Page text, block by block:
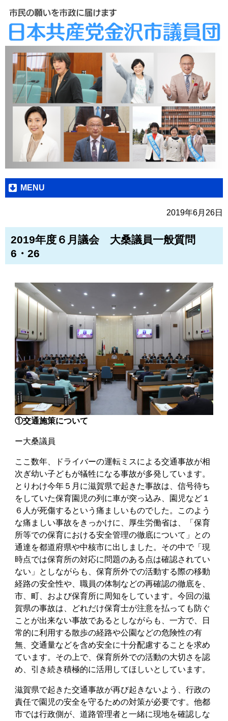
MENU
2019年6月26日
2019年度６月議会 大桑議員一般質問
6・26
①交通施策について
ー大桑議員
ここ数年、ドライバーの運転ミスによる交通事故が相
次ぎ幼い子どもが犠牲になる事故が多発しています。
とりわけ今年５月に滋賀県で起きた事故は、信号待ち
をしていた保育園児の列に車が突っ込み、園児など１
６人が死傷するという痛ましいものでした。このよう
な痛ましい事故をきっかけに、厚生労働省は、「保育
所等での保育における安全管理の徹底について」との
通達を都道府県や中核市に出しました。その中で「現
時点では保育所の対応に問題のある点は確認されてい
ない」としながらも、保育所外での活動する際の移動
経路の安全性や、職員の体制などの再確認の徹底を、
市、町、および保育所に周知をしています。今回の滋
賀県の事故は、どれだけ保育士が注意を払っても防ぐ
ことが出来ない事故であるとしながらも、一方で、日
常的に利用する散歩の経路や公園などの危険性の有
無、交通量などを含め安全に十分配慮することを求め
ています。その上で、保育所外での活動の大切さを認
め、引き続き積極的に活用してほしいとしています。
滋賀県で起きた交通事故が再び起きないよう、行政の
責任で園児の安全を守るための対策が必要です。他都
市では行政側が、道路管理者と一緒に現地を確認しな